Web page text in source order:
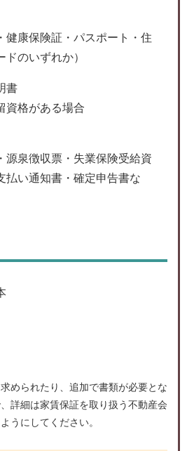
健康保険証・パスポート・住
ドのいずれか）
書
資格がある場合
源泉徴収票・失業保険受給資
払い通知書・確定申告書な
められたり、追加で書類が必要とな
詳細は家賃保証を取り扱う不動産会
うにしてください。